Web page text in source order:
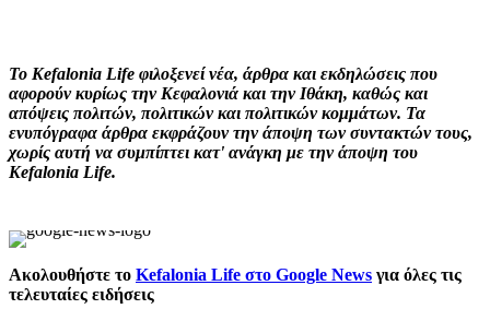
Το Kefalonia Life φιλοξενεί νέα, άρθρα και εκδηλώσεις που
αφορούν κυρίως την Κεφαλονιά και την Ιθάκη, καθώς και
απόψεις πολιτών, πολιτικών και πολιτικών κομμάτων. Τα
ενυπόγραφα άρθρα εκφράζουν την άποψη των συντακτών τους,
χωρίς αυτή να συμπίπτει κατ' ανάγκη με την άποψη του
Kefalonia Life.
Ακολουθήστε το Kefalonia Life στο Google News για όλες τις
τελευταίες ειδήσεις